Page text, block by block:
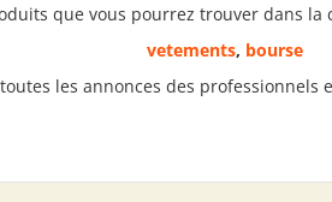
que vous pourrez trouver dans la
vetements, bourse
les annonces des professionnels